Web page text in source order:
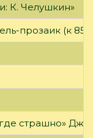
К. Челушкин»
прозаик (к 85-
страшно»